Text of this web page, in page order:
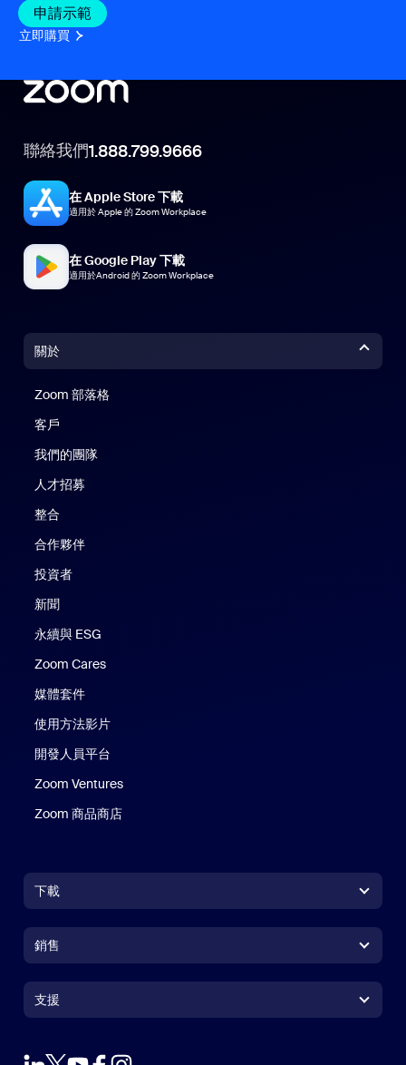
申請示範
立即購買
聯絡我們1.888.799.9666
在 Apple Store 下載
適用於 Apple 的 Zoom Workplace
在 Google Play 下載
適用於Android 的 Zoom Workplace
關於
Zoom 部落格
客戶
我們的團隊
人才招募
整合
合作夥伴
投資者
新聞
永續與 ESG
Zoom Cares
媒體套件
使用方法影片
開發人員平台
Zoom Ventures
Zoom 商品商店
下載
Zoom Rooms 應用程式Zoom Rooms 應用程式
Zoom Rooms Controller
Outlook 外掛程式
銷售
聯絡銷售人員
支援
支援